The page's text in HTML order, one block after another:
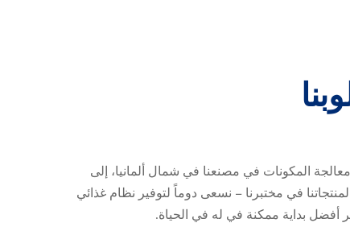
المكونات في مصنعنا في شمال ألمانيا، إلى
في مختبرنا – نسعى دوماً لتوفير نظام غذائي
بداية ممكنة في له في الحياة.